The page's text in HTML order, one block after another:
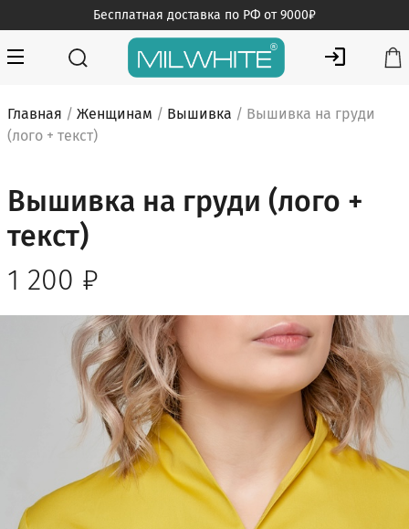
to
content
Бесплатная доставка по РФ от 9000₽
MILWHITE
MILWHITE — интернет магазин медицинской одежды
Главная / Женщинам / Вышивка / Вышивка на груди
(лого + текст)
Вышивка на груди (лого +
текст)
1 200 ₽